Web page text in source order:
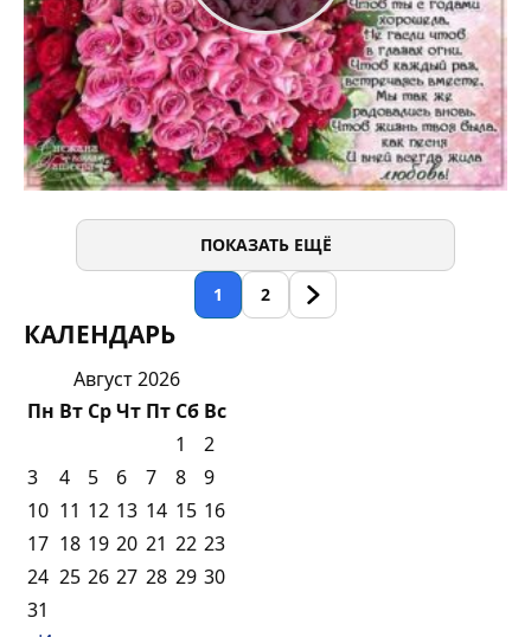
ПОКАЗАТЬ ЕЩЁ
1 2
КАЛЕНДАРЬ
Август 2026
Пн Вт СрЧт Пт Сб Вс
1
2
3
4 5 6 7 8
9
10 11 12 13 14 15 16
17 18 19 20 21 22 23
24 25 26 27 28 29 30
31